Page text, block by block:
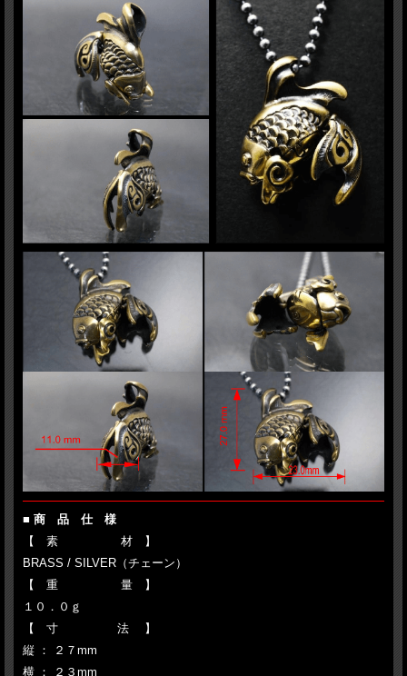
■ 商 品 仕 様
【 素 材 】
BRASS / SILVER（チェーン）
【 重 量 】
１０．０ｇ
【 寸 法 】
縦 ： ２７mm
横 ： ２３mm